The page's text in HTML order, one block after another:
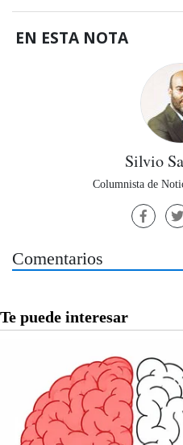
EN ESTA NOTA
Silvio
Columnista de
Comentarios